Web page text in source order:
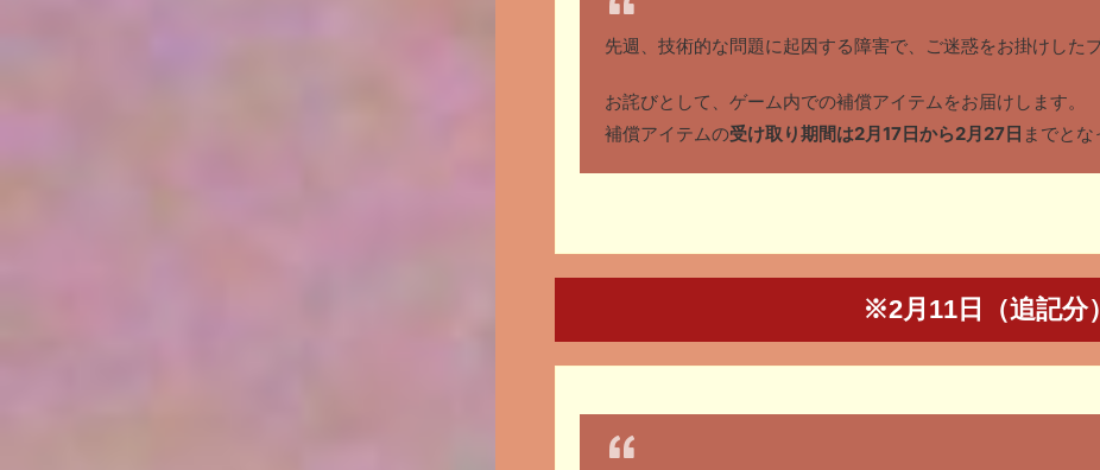
先週、技術的な問題に起因する障害で、ご迷惑をお掛けした
お詫びとして、ゲーム内での補償アイテムをお届けします。
補償アイテムの受け取り期間は2月17日から2月27日 までとな
※2月11日（追記分）